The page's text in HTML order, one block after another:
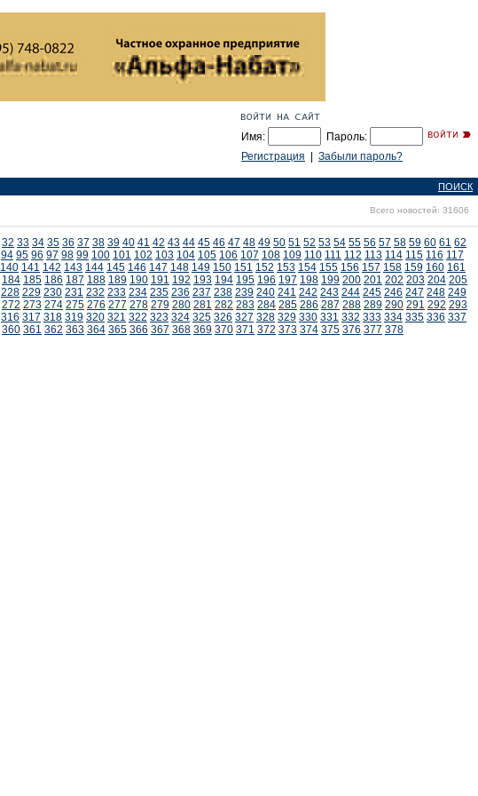
Имя:
Пароль:
Регистрация
Забыли пароль?
ПОИСК
Всего новостей: 31606
32 33 34 35 36 37 38 39 40 41 42 43 44 45 46 47 48 49 50 51 52 53 54 55 56 57 58 59 60 61 62
94 95 96 97 98 99 100 101 102 103 104 105 106 107 108 109 110 111 112 113 114 115 116 117
140 141 142 143 144 145 146 147 148 149 150 151 152 153 154 155 156 157 158 159 160 161
184 185 186 187 188 189 190 191 192 193 194 195 196 197 198 199 200 201 202 203 204 205
228 229 230 231 232 233 234 235 236 237 238 239 240 241 242 243 244 245 246 247 248 249
272 273 274 275 276 277 278 279 280 281 282 283 284 285 286 287 288 289 290 291 292 293
316 317 318 319 320 321 322 323 324 325 326 327 328 329 330 331 332 333 334 335 336 337
360 361 362 363 364 365 366 367 368 369 370 371 372 373 374 375 376 377 378